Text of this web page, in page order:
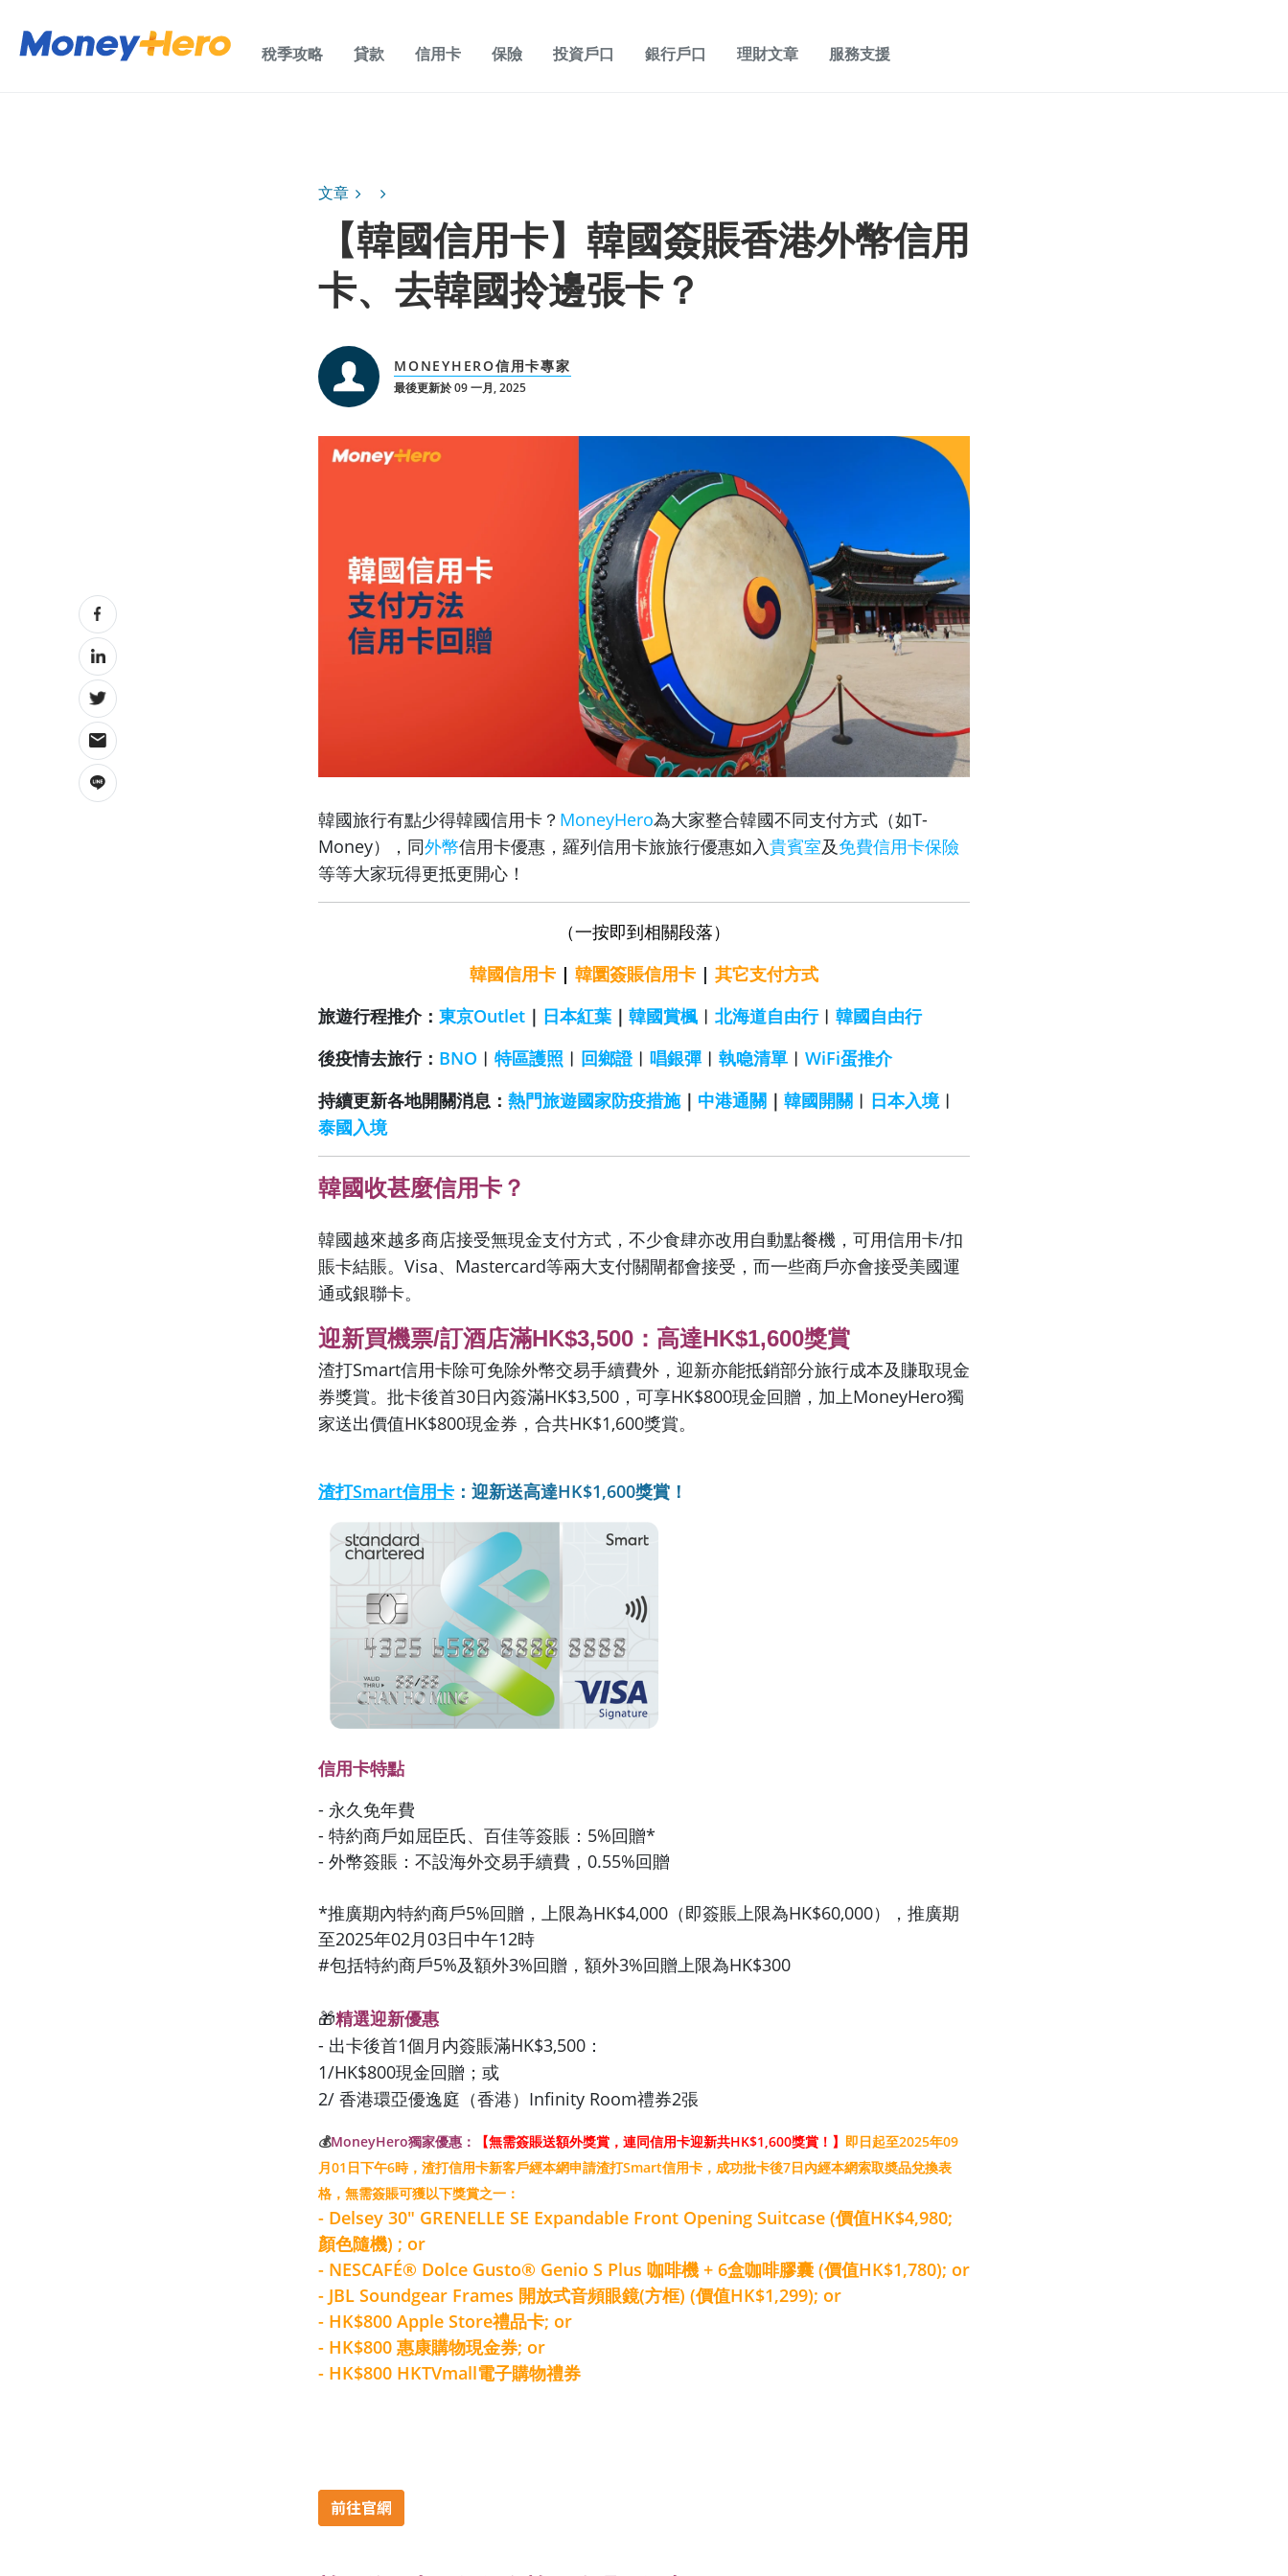
稅季攻略 貸款 信用卡 保險 投資戶口 銀行戶口 理財文章 服務支援
文章
【韓國信用卡】韓國簽賬香港外幣信用
卡、去韓國拎邊張卡？
MONEYHERO信用卡專家
最後更新於 09 一月, 2025
韓國旅行有點少得韓國信用卡？ MoneyHero為大家整合韓國不同支付方式（如T-
Money），同外幣信用卡優惠，羅列信用卡旅旅行優惠如入貴賓室及免費信用卡保險
等等大家玩得更抵更開心！
（一按即到相關段落）
韓國信用卡 | 韓圜簽賬信用卡 | 其它支付方式
旅遊行程推介： 東京Outlet ｜ 日本紅葉 ｜ 韓國賞楓 ︱ 北海道自由行︱ 韓國自由行
後疫情去旅行： BNO ︱ 特區護照 ︱ 回鄉證︱ 唱銀彈 ︱ 執喼清單 ︱ WiFi蛋推介
持續更新各地開關消息： 熱門旅遊國家防疫措施｜ 中港通關 ｜ 韓國開關 ︱ 日本入境︱
泰國入境
韓國收甚麼信用卡？
韓國越來越多商店接受無現金支付方式，不少食肆亦改用自動點餐機，可用信用卡/扣
賬卡結賬。Visa、Mastercard等兩大支付關閘都會接受，而一些商戶亦會接受美國運
通或銀聯卡。
迎新買機票/訂酒店滿HK$3,500：高達HK$1,600獎賞
渣打Smart信用卡除可免除外幣交易手續費外，迎新亦能抵銷部分旅行成本及賺取現金
券獎賞。批卡後首30日內簽滿HK$3,500，可享HK$800現金回贈，加上MoneyHero獨
家送出價值HK$800現金券，合共HK$1,600獎賞。
渣打Smart信用卡 ：迎新送高達HK$1,600獎賞！
信用卡特點
- 永久免年費
- 特約商戶如屈臣氏、百佳等簽賬：5%回贈*
- 外幣簽賬：不設海外交易手續費，0.55%回贈
*推廣期內特約商戶5%回贈，上限為HK$4,000（即簽賬上限為HK$60,000），推廣期
至2025年02月03日中午12時
#包括特約商戶5%及額外3%回贈，額外3%回贈上限為HK$300
🎁精選迎新優惠
- 出卡後首1個月内簽賬滿HK$3,500：
1/HK$800現金回贈；或
2/ 香港環亞優逸庭（香港）Infinity Room禮券2張
💰MoneyHero獨家優惠： 【無需簽賬送額外獎賞，連同信用卡迎新共HK$1,600獎賞！】 即日起至2025年09
月01日下午6時，渣打信用卡新客戶經本網申請渣打Smart信用卡，成功批卡後7日內經本網索取奬品兌換表
格，無需簽賬可獲以下獎賞之一：
- Delsey 30" GRENELLE SE Expandable Front Opening Suitcase (價值HK$4,980;
顏色隨機) ; or
- NESCAFÉ® Dolce Gusto® Genio S Plus 咖啡機 + 6盒咖啡膠囊 (價值HK$1,780); or
- JBL Soundgear Frames 開放式音頻眼鏡(方框) (價值HK$1,299); or
- HK$800 Apple Store禮品卡; or
- HK$800 惠康購物現金券; or
- HK$800 HKTVmall電子購物禮券